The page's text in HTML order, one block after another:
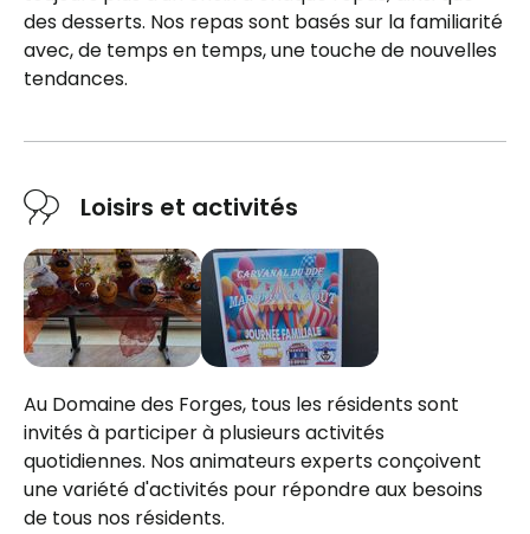
Planifier une visite
des desserts. Nos repas sont basés sur la familiarité
avec, de temps en temps, une touche de nouvelles
tendances.
Loisirs et activités
Au Domaine des Forges, tous les résidents sont
invités à participer à plusieurs activités
quotidiennes. Nos animateurs experts conçoivent
une variété d'activités pour répondre aux besoins
de tous nos résidents.